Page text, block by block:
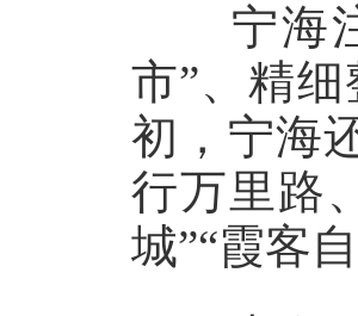
宁海注
市”、精
初，宁海
行万里路
城”“霞客